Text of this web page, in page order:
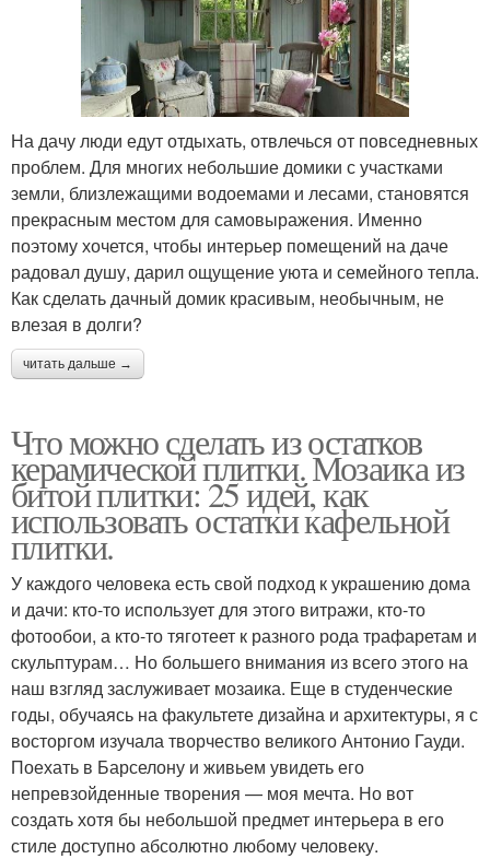
На дачу люди едут отдыхать, отвлечься от повседневных
проблем. Для многих небольшие домики с участками
земли, близлежащими водоемами и лесами, становятся
прекрасным местом для самовыражения. Именно
поэтому хочется, чтобы интерьер помещений на даче
радовал душу, дарил ощущение уюта и семейного тепла.
Как сделать дачный домик красивым, необычным, не
влезая в долги?
читать дальше →
Что можно сделать из остатков
керамической плитки. Мозаика из
битой плитки: 25 идей, как
использовать остатки кафельной
плитки.
У каждого человека есть свой подход к украшению дома
и дачи: кто-то использует для этого витражи, кто-то
фотообои, а кто-то тяготеет к разного рода трафаретам и
скульптурам… Но большего внимания из всего этого на
наш взгляд заслуживает мозаика. Еще в студенческие
годы, обучаясь на факультете дизайна и архитектуры, я с
восторгом изучала творчество великого Антонио Гауди.
Поехать в Барселону и живьем увидеть его
непревзойденные творения — моя мечта. Но вот
создать хотя бы небольшой предмет интерьера в его
стиле доступно абсолютно любому человеку.